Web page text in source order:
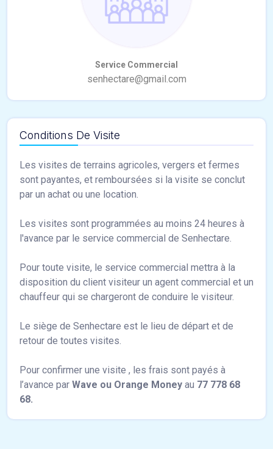
Conditions De Visite
Les visites de terrains agricoles, vergers et fermes
sont payantes, et remboursées si la visite se conclut
par un achat ou une location.
Les visites sont programmées au moins 24 heures à
l'avance par le service commercial de Senhectare.
Pour toute visite, le service commercial mettra à la
disposition du client visiteur un agent commercial et un
chauffeur qui se chargeront de conduire le visiteur.
Le siège de Senhectare est le lieu de départ et de
retour de toutes visites.
Pour confirmer une visite , les frais sont payés à
l’avance par Wave ou Orange Money au 77 778 68
68.